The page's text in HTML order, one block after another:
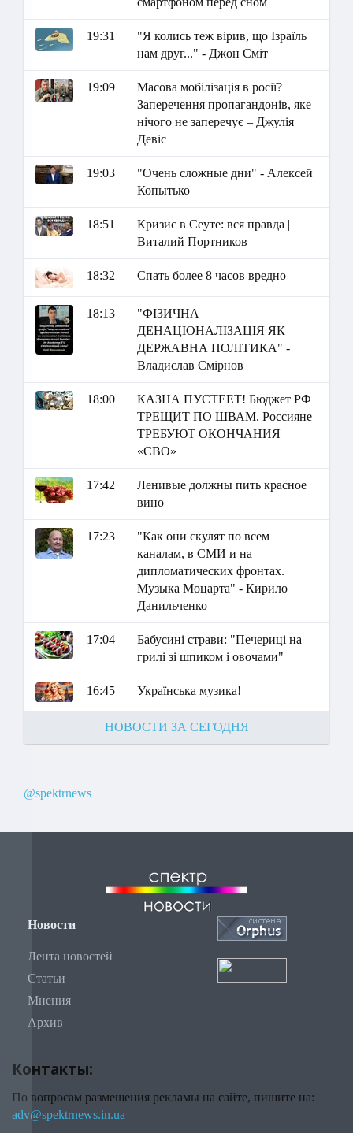
19:31
"Я колись теж вірив, що Ізраїль
нам друг..." - Джон Сміт
19:09
Масова мобілізація в росії?
Заперечення пропагандонів, яке
нічого не заперечує – Джулія
Девіс
19:03
"Очень сложные дни" - Алексей
Копытько
18:51
Кризис в Сеуте: вся правда |
Виталий Портников
18:32 Спать более 8 часов вредно
18:13
"ФІЗИЧНА
ДЕНАЦІОНАЛІЗАЦІЯ ЯК
ДЕРЖАВНА ПОЛІТИКА" -
Владислав Смірнов
18:00
КАЗНА ПУСТЕЕТ! Бюджет РФ
ТРЕЩИТ ПО ШВАМ. Россияне
ТРЕБУЮТ ОКОНЧАНИЯ
«СВО»
17:42
Ленивые должны пить красное
вино
17:23
"Как они скулят по всем
каналам, в СМИ и на
дипломатических фронтах.
Музыка Моцарта" - Кирило
Данильченко
17:04
Бабусині страви: "Печериці на
грилі зі шпиком і овочами"
16:45 Українська музика!
НОВОСТИ ЗА СЕГОДНЯ
@spektrnews
Новости
Лента новостей
Статьи
Мнения
Архив
Контакты:
По вопросам размещения рекламы на сайте, пишите на:
adv@spektrnews.in.ua